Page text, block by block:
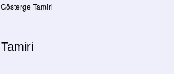
YEDEK PARÇA
Gösterge Tamiri